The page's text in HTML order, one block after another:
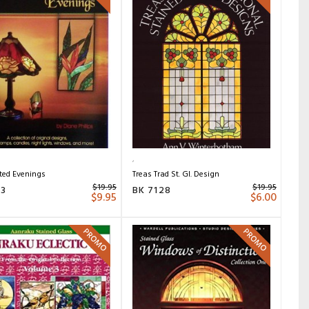
Evenings
$19.95
$9.95
Treas Trad St. Gl. Design
BK 7128 $19.95
$6.00
PROMO PROMO